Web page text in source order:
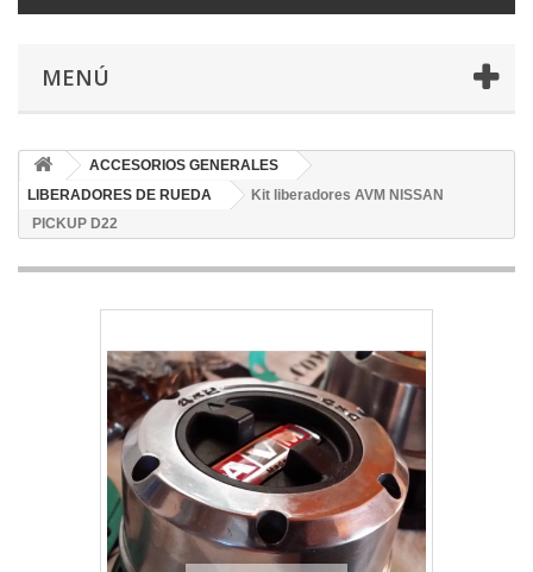
MENÚ
ACCESORIOS GENERALES
LIBERADORES DE RUEDA
Kit liberadores AVM NISSAN
PICKUP D22